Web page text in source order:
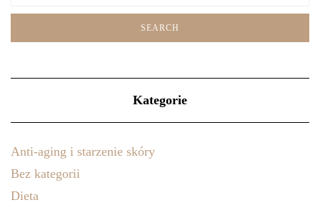
Kategorie
Anti-aging i starzenie skóry
Bez kategorii
Dieta